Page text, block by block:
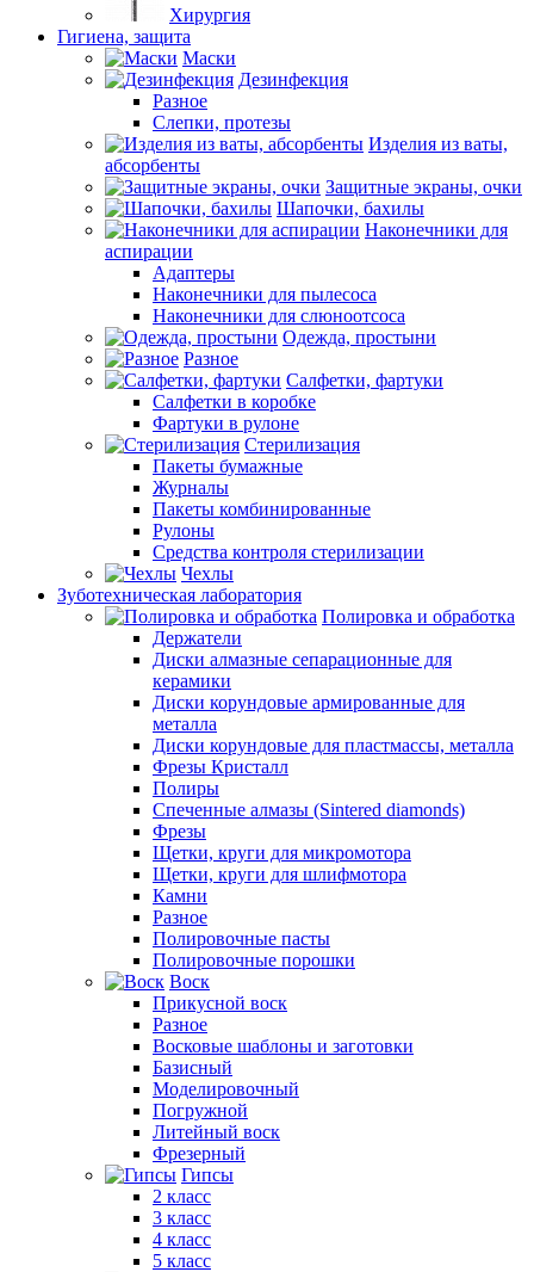
Хирургия
Гигиена, защита
Маски
Дезинфекция
Разное
Слепки, протезы
Изделия из ваты,
абсорбенты
Защитные экраны, очки
Шапочки, бахилы
Наконечники для
аспирации
Адаптеры
Наконечники для пылесоса
Наконечники для слюноотсоса
Одежда, простыни
Разное
Салфетки, фартуки
Салфетки в коробке
Фартуки в рулоне
Стерилизация
Пакеты бумажные
Журналы
Пакеты комбинированные
Рулоны
Средства контроля стерилизации
Чехлы
Зуботехническая лаборатория
Полировка и обработка
Держатели
Диски алмазные сепарационные для
керамики
Диски корундовые армированные для
металла
Диски корундовые для пластмассы, металла
Фрезы Кристалл
Полиры
Спеченные алмазы (Sintered diamonds)
Фрезы
Щетки, круги для микромотора
Щетки, круги для шлифмотора
Камни
Разное
Полировочные пасты
Полировочные порошки
Воск
Прикусной воск
Разное
Восковые шаблоны и заготовки
Базисный
Моделировочный
Погружной
Литейный воск
Фрезерный
Гипсы
2 класс
3 класс
4 класс
5 класс